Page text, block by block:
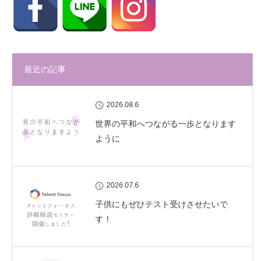
最近の記事
2026.08.6
世界の平和へつながる一歩となります
ように
2026.07.6
子供にもぜひテスト受けさせたいで
す！